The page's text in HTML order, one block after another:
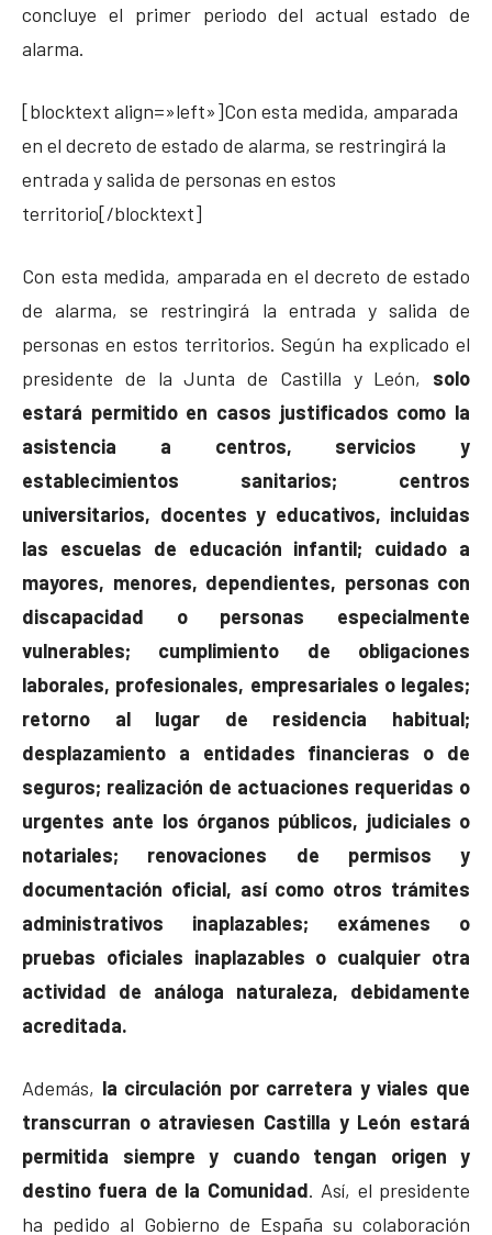
concluye el primer periodo del actual estado de
alarma.
[blocktext align=»left»]Con esta medida, amparada
en el decreto de estado de alarma, se restringirá la
entrada y salida de personas en estos
territorio[/blocktext]
Con esta medida, amparada en el decreto de estado
de alarma, se restringirá la entrada y salida de
personas en estos territorios. Según ha explicado el
presidente de la Junta de Castilla y León, solo
estará permitido en casos justificados como la
asistencia a centros, servicios y
establecimientos sanitarios; centros
universitarios, docentes y educativos, incluidas
las escuelas de educación infantil; cuidado a
mayores, menores, dependientes, personas con
discapacidad o personas especialmente
vulnerables; cumplimiento de obligaciones
laborales, profesionales, empresariales o legales;
retorno al lugar de residencia habitual;
desplazamiento a entidades financieras o de
seguros; realización de actuaciones requeridas o
urgentes ante los órganos públicos, judiciales o
notariales; renovaciones de permisos y
documentación oficial, así como otros trámites
administrativos inaplazables; exámenes o
pruebas oficiales inaplazables o cualquier otra
actividad de análoga naturaleza, debidamente
acreditada.
Además, la circulación por carretera y viales que
transcurran o atraviesen Castilla y León estará
permitida siempre y cuando tengan origen y
destino fuera de la Comunidad. Así, el presidente
ha pedido al Gobierno de España su colaboración